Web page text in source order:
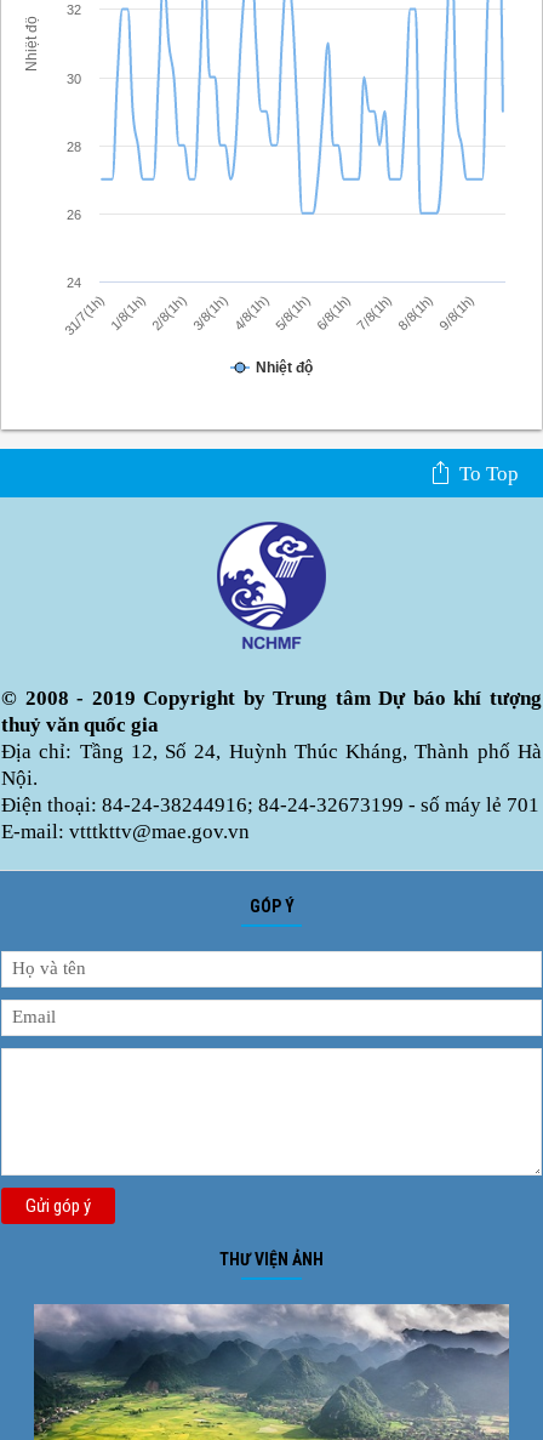
Nhiệt độ
Nhiệt độ
31/7(1h)1/8(1h)2/8(1h)3/8(1h)4/8(1h)5/8(1h)6/8(1h)7/8(1h)8/8(1h)9/8(1h)
24
26
28
30
32
To Top
© 2008 - 2019 Copyright by Trung tâm Dự báo khí tượng
thuỷ văn quốc gia
Địa chỉ: Tầng 12, Số 24, Huỳnh Thúc Kháng, Thành phố Hà
Nội.
Điện thoại: 84-24-38244916; 84-24-32673199 - số máy lẻ 701
E-mail: vtttkttv@mae.gov.vn
GÓP Ý
Gửi góp ý
THƯ VIỆN ẢNH